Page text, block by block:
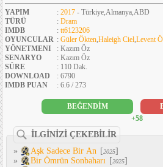
YAPIM : 2017 - Türkiye,Almanya,ABD
TÜRÜ
: Dram
IMDB
: tt6123206
OYUNCULAR : Güler Ökten,Haleigh Ciel,Levent
YÖNETMENI
: Kazım Öz
SENARYO
: Kazım Öz
SÜRE
: 110 Dak.
DOWNLOAD
: 6790
IMDB PUAN
: 6.6 / 273
BEĞENDİM
+58
İLGİNİZİ ÇEKEBİLİR
»
Aşk Sadece Bir An [2025]
»
Bir Ömrün Sonbaharı [2025]